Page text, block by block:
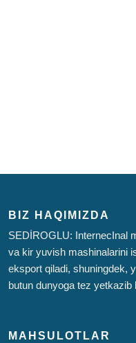
BIZ HAQIMIZDA
SEDİROGLU: InternecInal
va kir yuvish mashinalarini
eksport qiladi, shuningdek,
butun dunyoga tez yetkazib
MAHSULOTLAR